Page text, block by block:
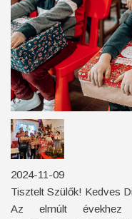
2024-11-09
Tisztelt Szülők! Kedves
Az elmúlt évekhez